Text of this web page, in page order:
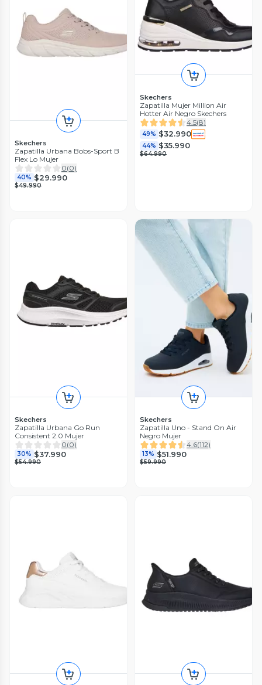
Skechers
Zapatilla Urbana Bobs-Sport B
Flex Lo Mujer
0(0)
40% $29.990
$49.990
Skechers
Zapatilla Mujer Million Air
Hotter Air Negro Skechers
4.5(8)
49% $32.990
44% $35.990
$64.990
Skechers
Zapatilla Urbana Go Run
Consistent 2.0 Mujer
0(0)
30% $37.990
$54.990
Skechers
Zapatilla Uno - Stand On Air
Negro Mujer
4.6(112)
13% $51.990
$59.990